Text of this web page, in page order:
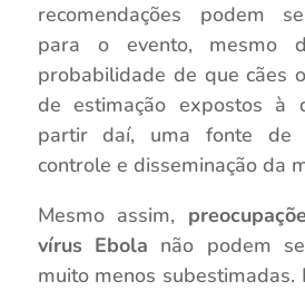
recomendações podem
para o evento, mesmo
probabilidade de que cães
de estimação expostos à
partir daí, uma fonte de
controle e disseminação da
Mesmo assim,
vírus Ebola não podem
muito menos subestimadas.